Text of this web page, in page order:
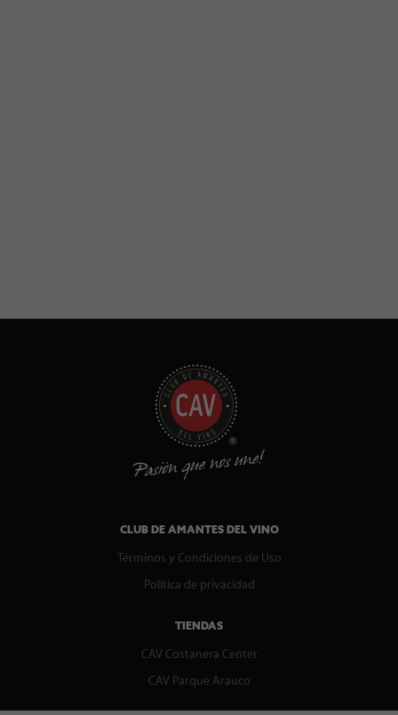
CLUB DE AMANTES DEL VINO
Términos y Condiciones de Uso
Política de privacidad
TIENDAS
CAV Costanera Center
CAV Parque Arauco